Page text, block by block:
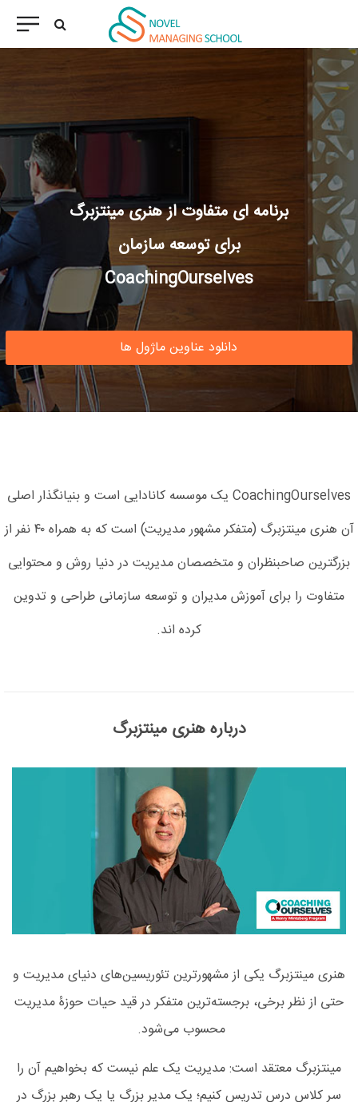
برنامه ای متفاوت از هنری مینتزبرگ
برای توسعه سازمان
CoachingOurselves
دانلود عناوین ماژول ها
CoachingOurselves یک موسسه کانادایی است و بنیانگذار اصلی
آن هنری مینتزبرگ (متفکر مشهور مدیریت) است که به همراه ۴۰ نفر از
بزرگترین صاحبنظران و متخصصان مدیریت در دنیا روش و محتوایی
متفاوت را برای آموزش مدیران و توسعه سازمانی طراحی و تدوین
کرده اند.
درباره هنری مینتزبرگ
هنری مینتزبرگ یکی از مشهورترین تئوریسین‌های دنیای مدیریت و
حتی از نظر برخی، برجسته‌ترین متفکر در قید حیات حوزۀ مدیریت
محسوب می‌شود.
مینتزبرگ معتقد است: مدیریت یک علم نیست که بخواهیم آن را
سر کلاس درس تدریس کنیم؛ یک مدیر بزرگ یا یک رهبر بزرگ در